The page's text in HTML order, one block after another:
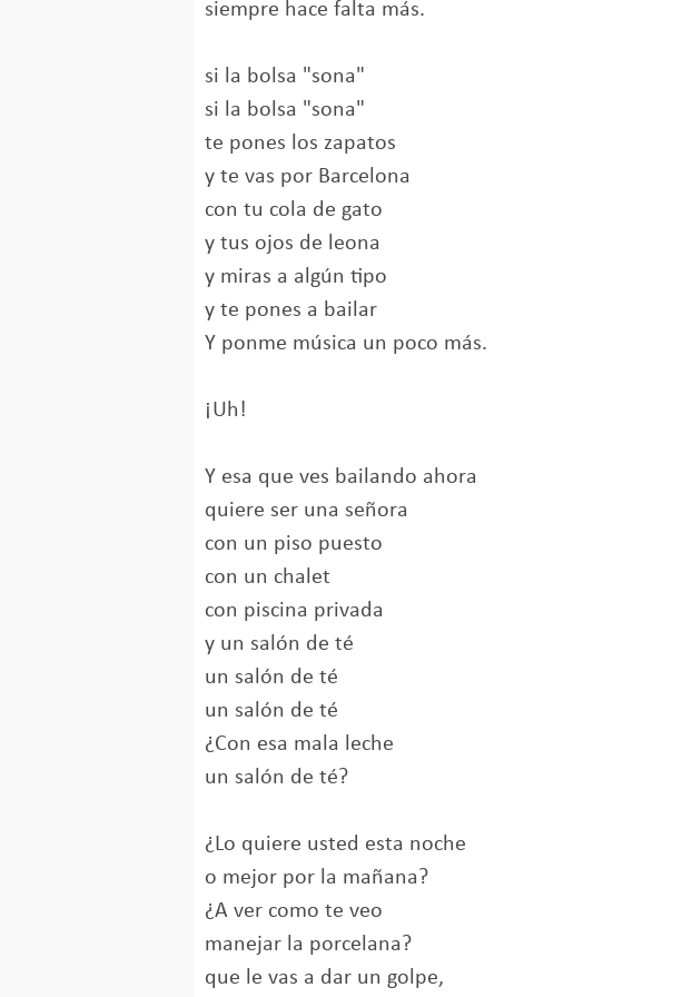
siempre hace falta más.
si la bolsa "sona"
si la bolsa "sona"
te pones los zapatos
y te vas por Barcelona
con tu cola de gato
y tus ojos de leona
y miras a algún tipo
y te pones a bailar
Y ponme música un poco más.
¡Uh!
Y esa que ves bailando ahora
quiere ser una señora
con un piso puesto
con un chalet
con piscina privada
y un salón de té
un salón de té
un salón de té
¿Con esa mala leche
un salón de té?
¿Lo quiere usted esta noche
o mejor por la mañana?
¿A ver como te veo
manejar la porcelana?
que le vas a dar un golpe,